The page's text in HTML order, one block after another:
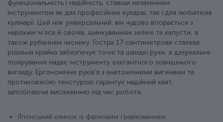
функціональність і надійність, ставши незамінним
інструментом як для професійних кухарів, так і для любителів
кулінарії. Цей ніж універсальний: він чудово впорається з
нарізким м'яса й овочів, шинкуванням зелені та капусти, а
також рубанням часнику. Гостра 17-сантиметрова сталева
різальна крайка забезпечує точні та швидкі рухи, а дзеркальне
полірування надає інструменту елегантного зовнішнього
вигляду. Ергономічне руків'я з анатомічними вигинами та
протиковзкою текстурою гарантує надійний хват,
запобігаючи вислизанню під час роботи.
Японський клинок із фірмовим гравіюванням.